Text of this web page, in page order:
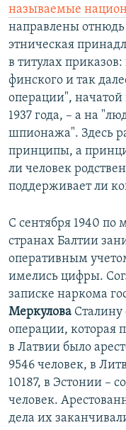
называемые
направлены отнюдь
этническая
в титулах
финского и так
операции",
1937 года, – а на
шпионажа". Здесь
принципы, а
ли человек
поддерживает ли
С сентября 1940 по
странах Балтии
оперативным
имелись цифры.
записке наркома
Меркулова Сталину
операции, которая
в Латвии было
9546 человек, в
10187, в Эстонии –
человек.
дела их